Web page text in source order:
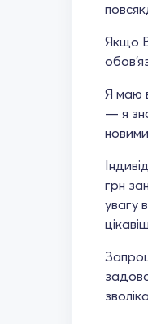
Якщо
Я маю
— я
грн
увагу